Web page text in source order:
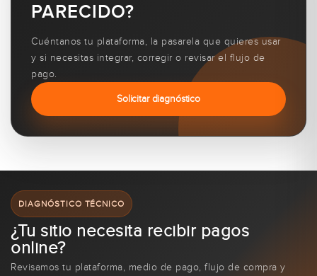
PARECIDO?
Cuéntanos tu plataforma, la pasarela que quieres usar
y si necesitas integrar, corregir o revisar el flujo de
pago.
Solicitar diagnóstico
DIAGNÓSTICO TÉCNICO
¿Tu sitio necesita recibir pagos
online?
Revisamos tu plataforma, medio de pago, flujo de compra y